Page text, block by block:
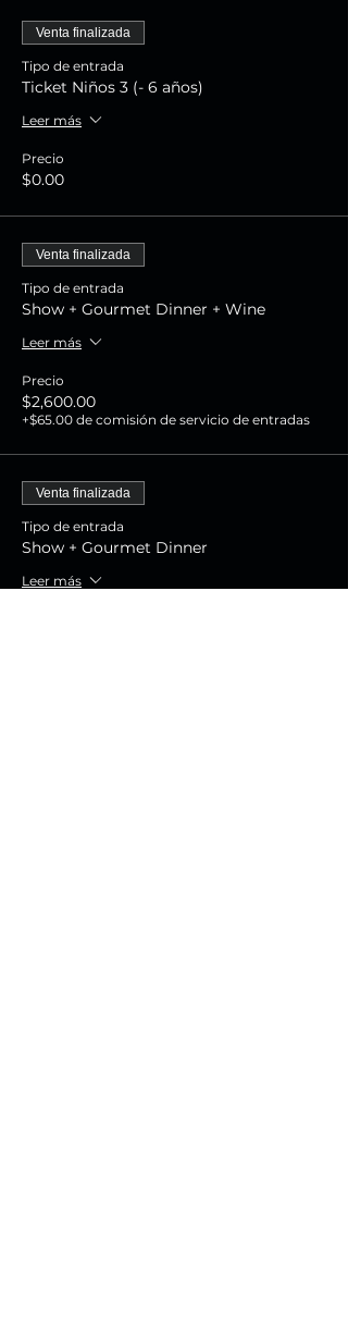
Venta finalizada
Tipo de entrada
Ticket Niños 3 (- 6 años)
Leer más
Precio
$0.00
Venta finalizada
Tipo de entrada
Show + Gourmet Dinner + Wine
Leer más
Precio
$2,600.00
+$65.00 de comisión de servicio de entradas
Venta finalizada
Tipo de entrada
Show + Gourmet Dinner
Leer más